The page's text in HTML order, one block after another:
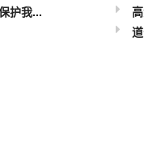
护我...